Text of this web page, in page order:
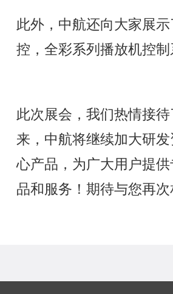
此外，中航还向大家展
控，全彩系列播放机控
此次展会，我们热情接
来，中航将继续加大研
心产品，为广大用户提
品和服务！期待与您再